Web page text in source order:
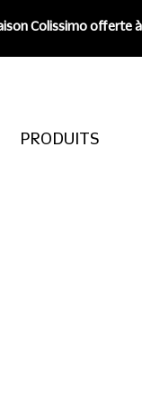
Colissimo offerte
PRODUITS